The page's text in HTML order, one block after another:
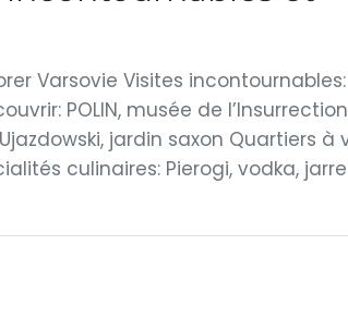
Varsovie Visites
POLIN, musée de
jardin saxon Quartiers à
culinaires: Pierogi, vodka,